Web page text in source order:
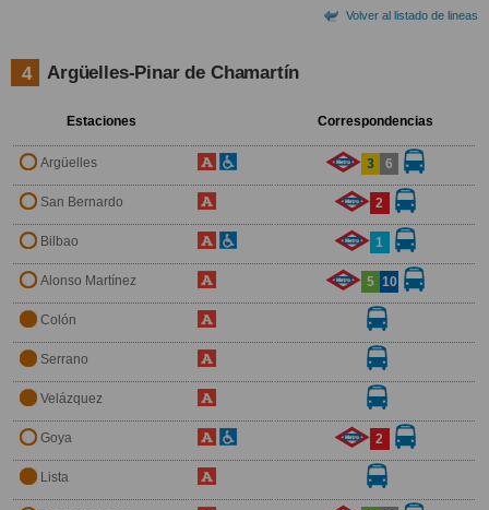
Volver al listado de lineas
4 Argüelles-Pinar de Chamartín
Estaciones Correspondencias
Argüelles 3 6
San Bernardo 2
Bilbao 1
Alonso Martínez 5 10
Colón
Serrano
Velázquez
Goya 2
Lista